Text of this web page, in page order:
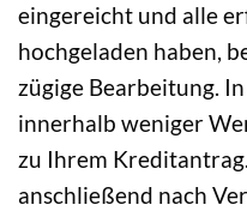
eingereicht und alle
hochgeladen haben,
zügige Bearbeitung.
innerhalb weniger
zu Ihrem
anschließend nach